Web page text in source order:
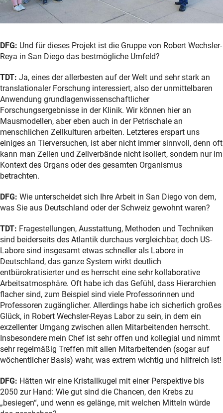
DFG: Und für dieses Projekt ist die Gruppe von Robert Wechsler-
Reya in San Diego das bestmögliche Umfeld?
TDT: Ja, eines der allerbesten auf der Welt und sehr stark an
translationaler Forschung interessiert, also der unmittelbaren
Anwendung grundlagenwissenschaftlicher
Forschungsergebnisse in der Klinik. Wir können hier an
Mausmodellen, aber eben auch in der Petrischale an
menschlichen Zellkulturen arbeiten. Letzteres erspart uns
einiges an Tierversuchen, ist aber nicht immer sinnvoll, denn oft
kann man Zellen und Zellverbände nicht isoliert, sondern nur im
Kontext des Organs oder des gesamten Organismus
betrachten.
DFG: Wie unterscheidet sich Ihre Arbeit in San Diego von dem,
was Sie aus Deutschland oder der Schweiz gewohnt waren?
TDT: Fragestellungen, Ausstattung, Methoden und Techniken
sind beiderseits des Atlantik durchaus vergleichbar, doch US-
Labore sind insgesamt etwas schneller als Labore in
Deutschland, das ganze System wirkt deutlich
entbürokratisierter und es herrscht eine sehr kollaborative
Arbeitsatmosphäre. Oft habe ich das Gefühl, dass Hierarchien
flacher sind, zum Beispiel sind viele Professorinnen und
Professoren zugänglicher. Allerdings habe ich sicherlich großes
Glück, in Robert Wechsler-Reyas Labor zu sein, in dem ein
exzellenter Umgang zwischen allen Mitarbeitenden herrscht.
Insbesondere mein Chef ist sehr offen und kollegial und nimmt
sehr regelmäßig Treffen mit allen Mitarbeitenden (sogar auf
wöchentlicher Basis) wahr, was extrem wichtig und hilfreich ist!
DFG: Hätten wir eine Kristallkugel mit einer Perspektive bis
2050 zur Hand: Wie gut sind die Chancen, den Krebs zu
„besiegen“, und wenn es gelänge, mit welchen Mitteln würde